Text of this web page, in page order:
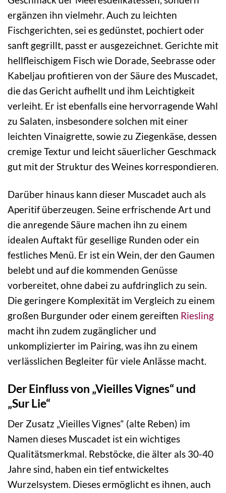
ergänzen ihn vielmehr. Auch zu leichten
Fischgerichten, sei es gedünstet, pochiert oder
sanft gegrillt, passt er ausgezeichnet. Gerichte mit
hellfleischigem Fisch wie Dorade, Seebrasse oder
Kabeljau profitieren von der Säure des Muscadet,
die das Gericht aufhellt und ihm Leichtigkeit
verleiht. Er ist ebenfalls eine hervorragende Wahl
zu Salaten, insbesondere solchen mit einer
leichten Vinaigrette, sowie zu Ziegenkäse, dessen
cremige Textur und leicht säuerlicher Geschmack
gut mit der Struktur des Weines korrespondieren.
Darüber hinaus kann dieser Muscadet auch als
Aperitif überzeugen. Seine erfrischende Art und
die anregende Säure machen ihn zu einem
idealen Auftakt für gesellige Runden oder ein
festliches Menü. Er ist ein Wein, der den Gaumen
belebt und auf die kommenden Genüsse
vorbereitet, ohne dabei zu aufdringlich zu sein.
Die geringere Komplexität im Vergleich zu einem
großen Burgunder oder einem gereiften Riesling
macht ihn zudem zugänglicher und
unkomplizierter im Pairing, was ihn zu einem
verlässlichen Begleiter für viele Anlässe macht.
Der Einfluss von „Vieilles Vignes“ und
„Sur Lie“
Der Zusatz „Vieilles Vignes“ (alte Reben) im
Namen dieses Muscadet ist ein wichtiges
Qualitätsmerkmal. Rebstöcke, die älter als 30-40
Jahre sind, haben ein tief entwickeltes
Wurzelsystem. Dieses ermöglicht es ihnen, auch